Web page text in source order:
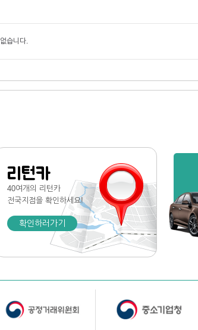
습니다.
리턴카
40여개의 리턴카
전국지점을 확인하세요!
확인하러가기